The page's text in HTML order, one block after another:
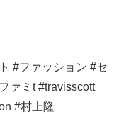
#ファッション #セ
ァミt #travisscott
#村上隆